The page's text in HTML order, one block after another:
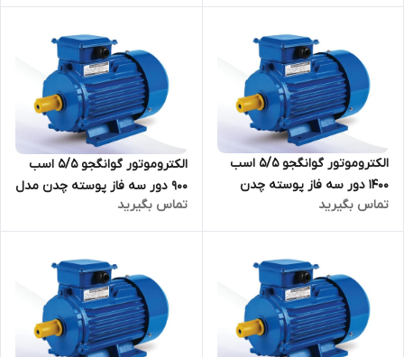
الکتروموتور گوانگجو 5/5 اسب
1400 دور سه فاز پوسته چدن
مدل Y2 ترمینال بالا
تماس بگیرید
الکتروموتور گوانگجو 5/5 اسب
900 دور سه فاز پوسته چدن مدل
Y2 ترمینال بالا
تماس بگیرید